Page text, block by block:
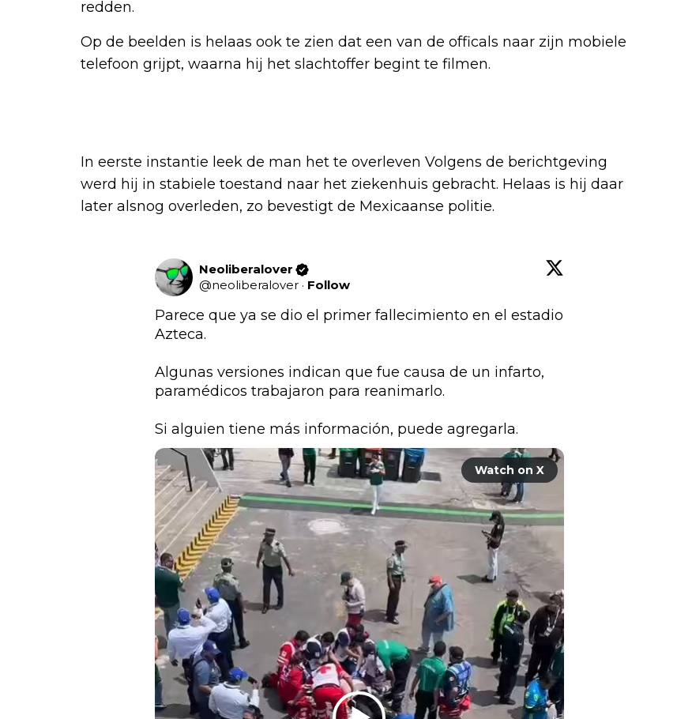
redden.
Op de beelden is helaas ook te zien dat een van de officals naar zijn mobiele
telefoon grijpt, waarna hij het slachtoffer begint te filmen.
In eerste instantie leek de man het te overleven Volgens de berichtgeving
werd hij in stabiele toestand naar het ziekenhuis gebracht. Helaas is hij daar
later alsnog overleden, zo bevestigt de Mexicaanse politie.
Neoliberalover
@neoliberalover · Follow
Parece que ya se dio el primer fallecimiento en el estadio
Azteca.
Algunas versiones indican que fue causa de un infarto,
paramédicos trabajaron para reanimarlo.
Si alguien tiene más información, puede agregarla.
Watch on X